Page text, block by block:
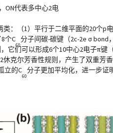
ON代表多中心2电
：（1）平行于二维平面的20个p
个C
60
分子间碳-碳键（2c-2e σ bond
它们可以形成6个10中心2电子π键
休克尔芳香性规则，产生了双重芳
立的C
60
分子更加平均化，进一步证